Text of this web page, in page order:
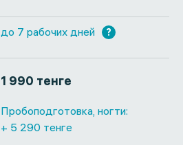
до 7 рабочих дней ?
1 990 тенге
Пробоподготовка, ногти:
+ 5 290 тенге